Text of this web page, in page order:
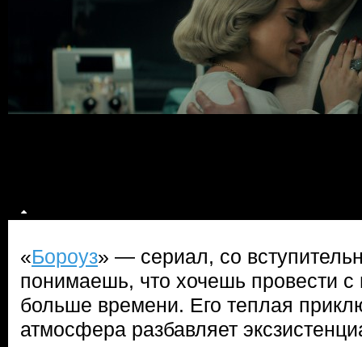
«Бороуз» — сериал, со
понимаешь, что хочешь провести
больше времени. Его теплая
атмосфера разбавляет